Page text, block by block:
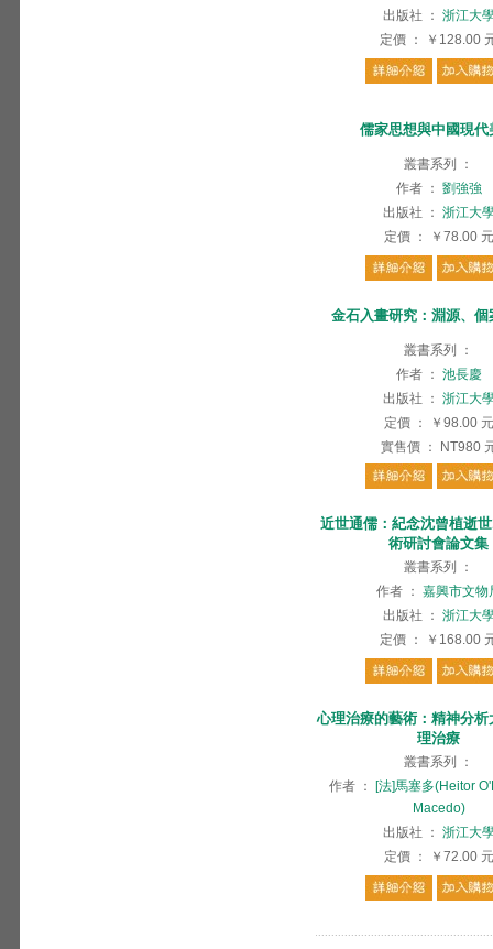
出版社
： 浙江大
定價 ： ￥128.00
儒家思想與中國現代
叢書系列
：
作者 ： 劉強強
出版社
： 浙江大
定價 ： ￥78.00 元
金石入畫研究：淵源、個
叢書系列
：
作者 ： 池長慶
出版社
： 浙江大
定價 ： ￥98.00 元
實售價 ： NT980
近世通儒：紀念沈曾植逝
術研討會論文集
叢書系列
：
作者 ： 嘉興市文物
出版社
： 浙江大
定價 ： ￥168.00
心理治療的藝術：精神分
理治療
叢書系列
：
作者 ：
[法]馬塞多(Heitor
Macedo)
出版社
： 浙江大
定價 ： ￥72.00 元